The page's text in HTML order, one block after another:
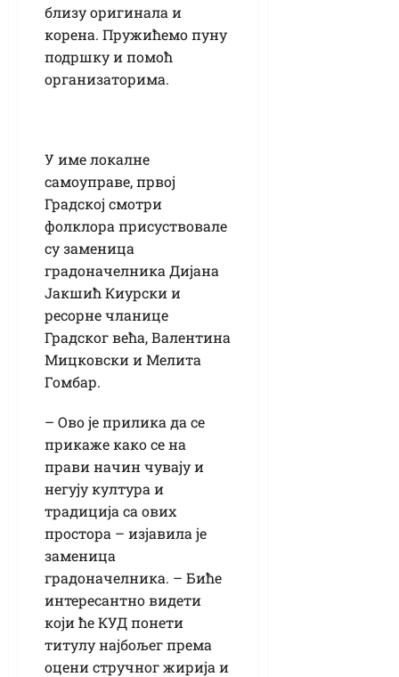
близу оригинала и
корена. Пружићемо пуну
подршку и помоћ
организаторима.
У име локалне
самоуправе, првој
Градској смотри
фолклора присуствовале
су заменица
градоначелника Дијана
Јакшић Киурски и
ресорне чланице
Градског већа, Валентина
Мицковски и Мелита
Гомбар.
– Ово је прилика да се
прикаже како се на
прави начин чувају и
негују култура и
традиција са ових
простора – изјавила је
заменица
градоначелника. – Биће
интересантно видети
који ће КУД понети
титулу најбољег према
оцени стручног жирија и